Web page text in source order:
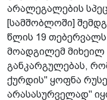
არალეგალების
[სამშობლოში]
წლის 19 თებერვალს
მოადგილემ მიხეილ
განკარგულებას,
ქურდის" ყოფნა
არასასურველად"